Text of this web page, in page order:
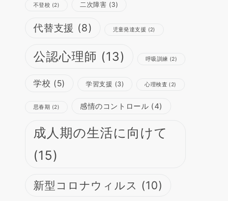
不登校 (2) 二次障害 (3)
代替支援 (8) 児童発達支援 (2)
公認心理師 (13) 呼吸訓練 (2)
学校 (5) 学習支援 (3) 心理検査 (2)
思春期 (2) 感情のコントロール (4)
成人期の生活に向けて
(15)
新型コロナウィルス (10)